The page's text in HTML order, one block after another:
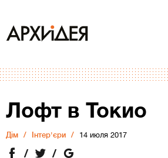
Лофт в Токио
Дiм Інтер'єри 14 июля 2017